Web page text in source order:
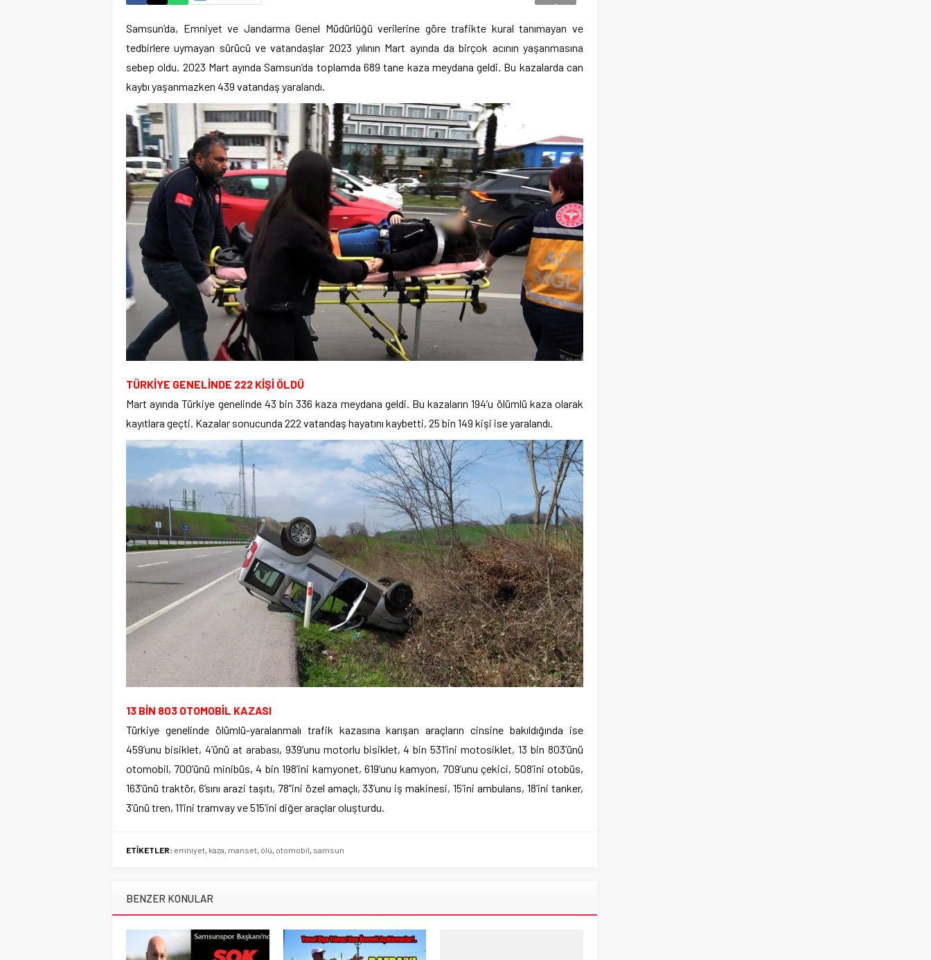
Samsun’da, Emniyet ve Jandarma Genel Müdürlüğü verilerine göre trafikte kural tanımayan ve
tedbirlere uymayan sürücü ve vatandaşlar 2023 yılının Mart ayında da birçok acının yaşanmasına
sebep oldu. 2023 Mart ayında Samsun’da toplamda 689 tane kaza meydana geldi. Bu kazalarda can
kaybı yaşanmazken 439 vatandaş yaralandı.
TÜRKİYE GENELİNDE 222 KİŞİ ÖLDÜ
Mart ayında Türkiye genelinde 43 bin 336 kaza meydana geldi. Bu kazaların 194’u ölümlü kaza olarak
kayıtlara geçti. Kazalar sonucunda 222 vatandaş hayatını kaybetti, 25 bin 149 kişi ise yaralandı.
13 BİN 803 OTOMOBİL KAZASI
Türkiye genelinde ölümlü-yaralanmalı trafik kazasına karışan araçların cinsine bakıldığında ise
459’unu bisiklet, 4’ünü at arabası, 939’unu motorlu bisiklet, 4 bin 531’ini motosiklet, 13 bin 803’ünü
otomobil, 700’ünü minibüs, 4 bin 198’ini kamyonet, 619’unu kamyon, 709’unu çekici, 508’ini otobüs,
163’ünü traktör, 6’sını arazi taşıtı, 78’’ini özel amaçlı, 33’unu iş makinesi, 15’ini ambulans, 18’ini tanker,
3’ünü tren, 11’ini tramvay ve 515’ini diğer araçlar oluşturdu.
ETİKETLER: emniyet kaza manset ölü otomobil samsun
BENZER KONULAR